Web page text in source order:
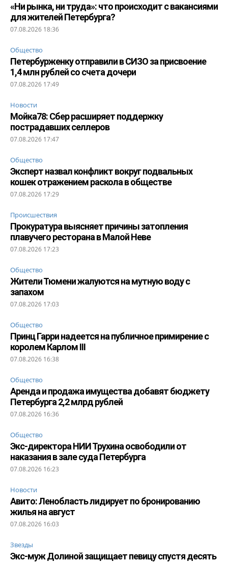
«Ни рынка, ни труда»: что происходит с вакансиями
для жителей Петербурга?
07.08.2026 18:36
Общество
Петербурженку отправили в СИЗО за присвоение
1,4 млн рублей со счета дочери
07.08.2026 17:49
Новости
Мойка78: Сбер расширяет поддержку
пострадавших селлеров
07.08.2026 17:47
Общество
Эксперт назвал конфликт вокруг подвальных
кошек отражением раскола в обществе
07.08.2026 17:29
Происшествия
Прокуратура выясняет причины затопления
плавучего ресторана в Малой Неве
07.08.2026 17:23
Общество
Жители Тюмени жалуются на мутную воду с
запахом
07.08.2026 17:03
Общество
Принц Гарри надеется на публичное примирение с
королем Карлом III
07.08.2026 16:38
Общество
Аренда и продажа имущества добавят бюджету
Петербурга 2,2 млрд рублей
07.08.2026 16:36
Общество
Экс-директора НИИ Трухина освободили от
наказания в зале суда Петербурга
07.08.2026 16:23
Новости
Авито: Ленобласть лидирует по бронированию
жилья на август
07.08.2026 16:03
Звезды
Экс-муж Долиной защищает певицу спустя десять